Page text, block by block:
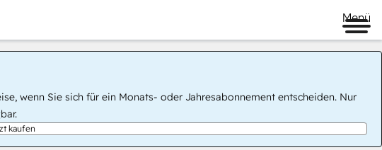
Menü
wenn Sie sich für ein Monats- oder Jahresabonnement entscheiden. Nur
kaufen